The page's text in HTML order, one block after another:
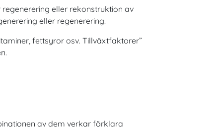
eller rekonstruktion av
eller regenerering.
fettsyror osv. Tillväxtfaktorer”
av dem verkar förklara